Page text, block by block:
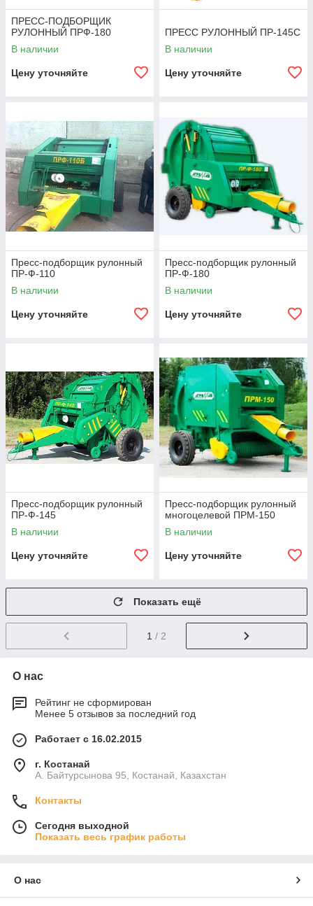
ПРЕСС-ПОДБОРЩИК
РУЛОННЫЙ ПРФ-180
В наличии
Цену уточняйте
ПРЕСС РУЛОННЫЙ ПР-145С
В наличии
Цену уточняйте
Пресс-подборщик рулонный
ПР-Ф-110
В наличии
Цену уточняйте
Пресс-подборщик рулонный
ПР-Ф-180
В наличии
Цену уточняйте
Пресс-подборщик рулонный
ПР-Ф-145
В наличии
Цену уточняйте
Пресс-подборщик рулонный
многоцелевой ПРМ-150
В наличии
Цену уточняйте
Показать ещё
1 / 2
О нас
Рейтинг не сформирован
Менее 5 отзывов за последний год
Работает с 16.02.2015
г. Костанай
А. Байтурсынова 95, Костанай, Казахстан
Контакты
Сегодня выходной
Показать весь график работы
О нас